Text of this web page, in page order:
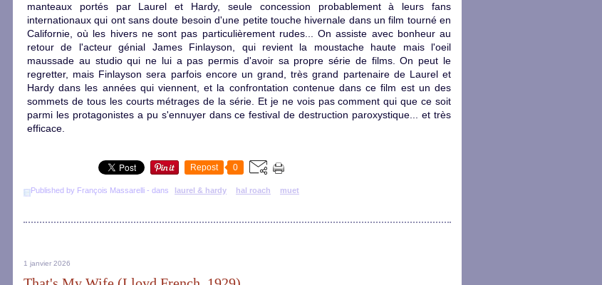
manteaux portés par Laurel et Hardy, seule concession probablement à leurs fans
internationaux qui ont sans doute besoin d'une petite touche hivernale dans un film tourné en
Californie, où les hivers ne sont pas particulièrement rudes... On assiste avec bonheur au
retour de l'acteur génial James Finlayson, qui revient la moustache haute mais l'oeil
maussade au studio qui ne lui a pas permis d'avoir sa propre série de films. On peut le
regretter, mais Finlayson sera parfois encore un grand, très grand partenaire de Laurel et
Hardy dans les années qui viennent, et la confrontation contenue dans ce film est un des
sommets de tous les courts métrages de la série. Et je ne vois pas comment qui que ce soit
parmi les protagonistes a pu s'ennuyer dans ce festival de destruction paroxystique... et très
efficace.
Repost 0
Published by François Massarelli - dans laurel & hardy hal roach muet
1 janvier 2026